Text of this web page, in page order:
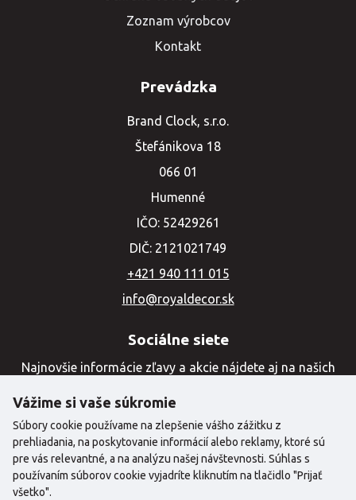
Zoznam výrobcov
Kontakt
Prevádzka
Brand Clock, s.r.o.
Štefánikova 18
066 01
Humenné
IČO: 52429261
DIČ: 2121021749
+421 940 111 015
info@royaldecor.sk
Sociálne siete
Najnovšie informácie zľavy a akcie nájdete aj na našich
Vážime si vaše súkromie
Súbory cookie používame na zlepšenie vášho zážitku z
prehliadania, na poskytovanie informácií alebo reklamy, ktoré sú
pre vás relevantné, a na analýzu našej návštevnosti. Súhlas s
používaním súborov cookie vyjadríte kliknutím na tlačidlo "Prijať
všetko".